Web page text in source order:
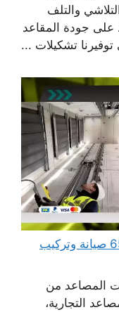
والتلف
جودة المقاعد
توفيرنا تشكيلات ...
صيانة مصاعد في الكويت 65542233 صيانة وتركيب
المصاعد من
التجارية،